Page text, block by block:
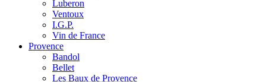
Luberon
Ventoux
I.G.P.
Vin de France
Provence
Bandol
Bellet
Les Baux de Provence